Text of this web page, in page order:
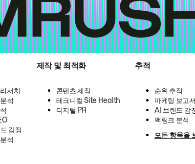
서치
석
감정
석
제작 및 최적화
콘텐츠 제작
테크니컬 Site Health
디지털 PR
추적
순위 추적
마케팅 보고
AI 브랜드 감
백링크 분석
모든 항목을